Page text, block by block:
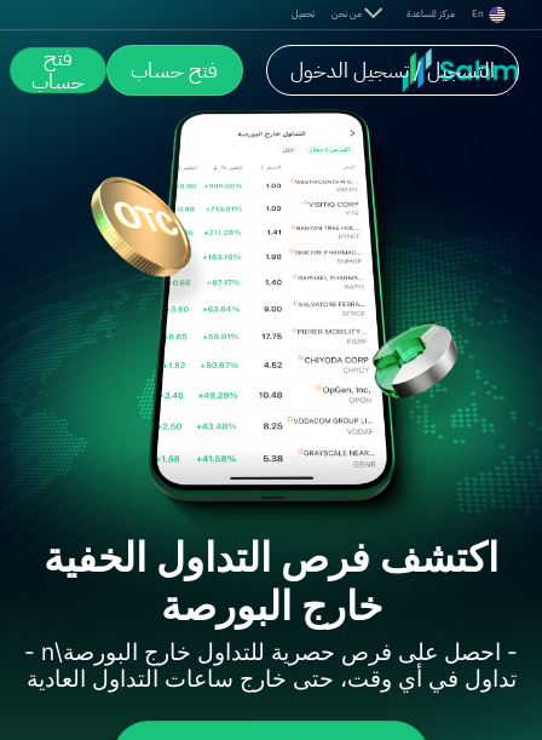
تحميل من نحن مركز المساعدة En
التسجيل / تسجيل الدخول فتح حساب فتح
حساب
اكتشف فرص التداول الخفية
اكتشف فرص التداول الخفية
خارج البورصة
- احصل على فرص حصرية للتداول خارج البورصة\n -
تداول في أي وقت، حتى خارج ساعات التداول العادية